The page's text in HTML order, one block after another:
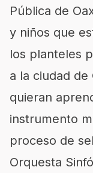
Pública de
y niños que
los planteles
a la ciudad de
quieran
instrumento
proceso de
Orquesta